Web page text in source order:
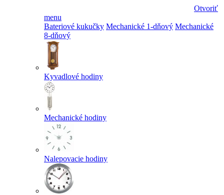
Otvoriť
menu
Bateriové kukučky Mechanické 1-dňový Mechanické
8-dňový
Kyvadlové hodiny
Mechanické hodiny
Nalepovacie hodiny